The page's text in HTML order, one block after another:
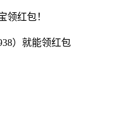
红包！
）就能领红包